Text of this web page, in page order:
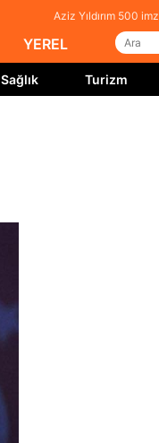
Aziz Yıldırım 500
YEREL
Sağlık Turizm